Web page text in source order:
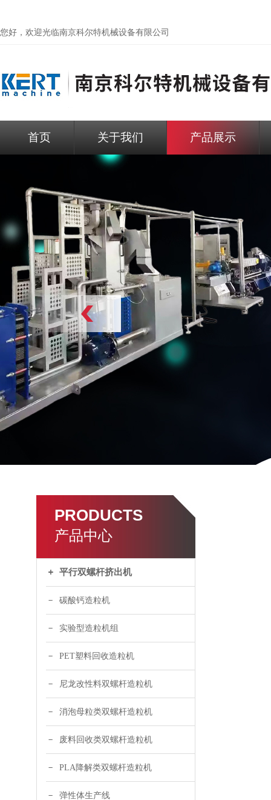
您好，欢迎光临南京科尔特机械设备有限公司
首页 关于我们 产品展示
PRODUCTS
产品中心
平行双螺杆挤出机
碳酸钙造粒机
实验型造粒机组
PET塑料回收造粒机
尼龙改性料双螺杆造粒机
消泡母粒类双螺杆造粒机
废料回收类双螺杆造粒机
PLA降解类双螺杆造粒机
弹性体生产线